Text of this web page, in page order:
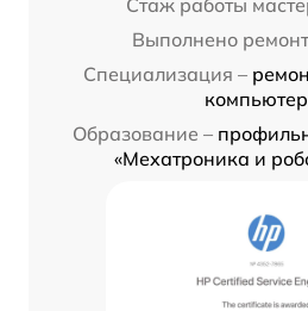
Стаж работы
Выполнено
Специализация –
Образование –
«Мехатроника и